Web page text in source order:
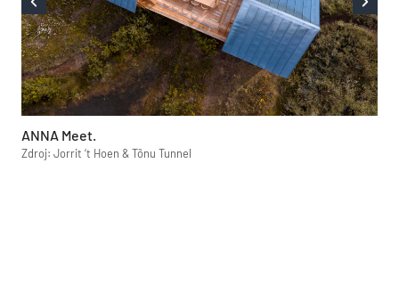
ANNA Meet.
Zdroj: Jorrit ‘t Hoen & Tõnu Tunnel